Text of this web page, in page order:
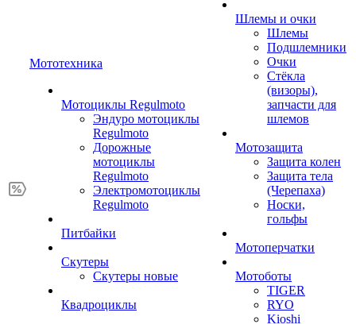
Мототехника
Мотоциклы Regulmoto
Эндуро мотоциклы
Regulmoto
Дорожные
мотоциклы
Regulmoto
Электромотоциклы
Regulmoto
Питбайки
Скутеры
Скутеры новые
Квадроциклы
Шлемы и очки
Шлемы
Подшлемники
Очки
Стёкла
(визоры),
запчасти для
шлемов
Мотозащита
Защита колен
Защита тела
(Черепаха)
Носки,
гольфы
Мотоперчатки
Мотоботы
TIGER
RYO
Kioshi